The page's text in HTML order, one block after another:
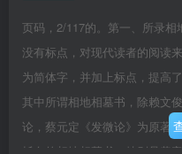
页码，2/117的。第一、所录
没有标点，对现代读者的阅读
为简体字，并加上标点，提高
其中所谓相地相墓书，除赖文
论，蔡元定《发微论》为原著